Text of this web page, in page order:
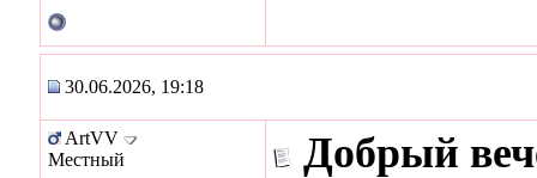
30.06.2026, 19:18
ArtVV
Местный
Добрый